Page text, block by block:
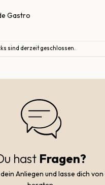
Gastro
sind derzeit geschlossen.
hast Fragen?
Anliegen und lasse dich von